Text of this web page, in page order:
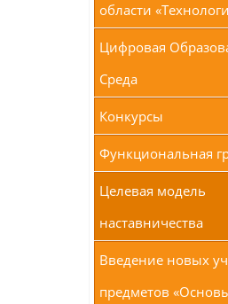
области
Цифровая
Среда
Конкурсы
Функциональная
Целевая модель
наставничества
Введение новых
предметов